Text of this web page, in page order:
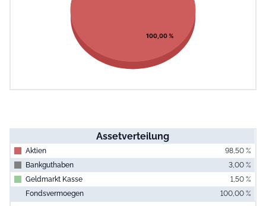
100,00 %
Assetverteilung
Aktien
98,50 %
Bankguthaben
3,00 %
Geldmarkt Kasse
1,50 %
Fondsvermoegen
100,00 %